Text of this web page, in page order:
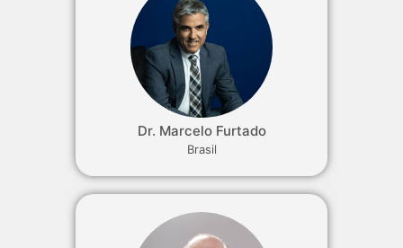
Dr. Marcelo Furtado
Brasil